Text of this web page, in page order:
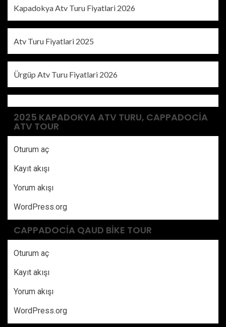
Kapadokya Atv Turu Fiyatlari 2026
Atv Turu Fiyatlari 2025
Ürgüp Atv Turu Fiyatlari 2026
2025 KAPADOKYA ATV TURU, CAPPADOCIA
ATV TOUR
Oturum aç
Kayıt akışı
Yorum akışı
WordPress.org
CAPPADOCIA QAUD BIKE TOUR
Oturum aç
Kayıt akışı
Yorum akışı
WordPress.org